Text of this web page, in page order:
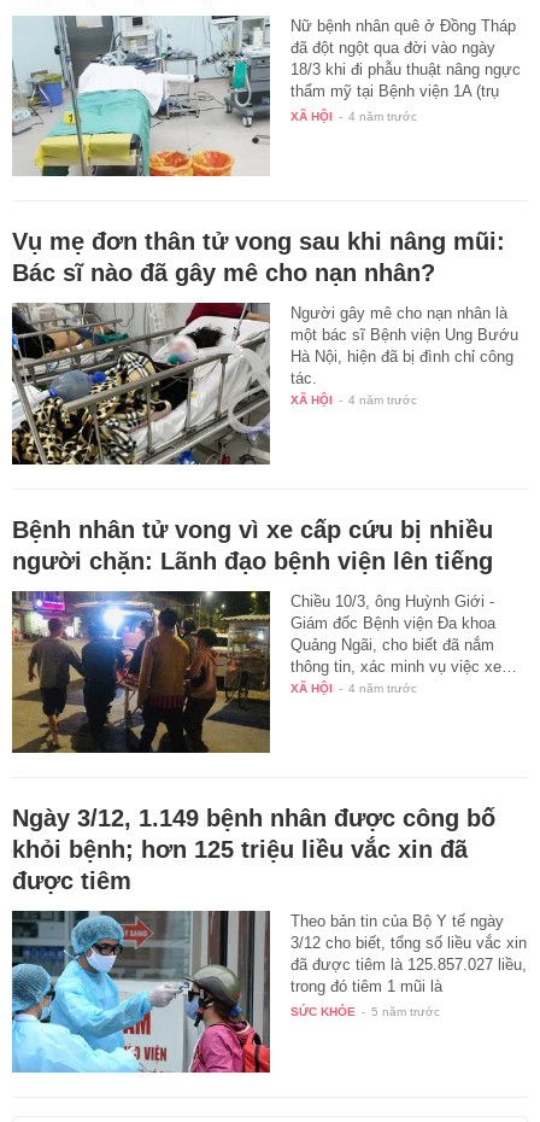
Nữ bệnh nhân quê ở Đồng Tháp
đã đột ngột qua đời vào ngày
18/3 khi đi phẫu thuật nâng ngực
thẩm mỹ tại Bệnh viện 1A (trụ
sở…
XÃ HỘI - 4 năm trước
Vụ mẹ đơn thân tử vong sau khi nâng mũi:
Bác sĩ nào đã gây mê cho nạn nhân?
Người gây mê cho nạn nhân là
một bác sĩ Bệnh viện Ung Bướu
Hà Nội, hiện đã bị đình chỉ công
tác.
XÃ HỘI - 4 năm trước
Bệnh nhân tử vong vì xe cấp cứu bị nhiều
người chặn: Lãnh đạo bệnh viện lên tiếng
Chiều 10/3, ông Huỳnh Giới -
Giám đốc Bệnh viện Đa khoa
Quảng Ngãi, cho biết đã nắm
thông tin, xác minh vụ việc xe…
XÃ HỘI - 4 năm trước
Ngày 3/12, 1.149 bệnh nhân được công bố
khỏi bệnh; hơn 125 triệu liều vắc xin đã
được tiêm
Theo bản tin của Bộ Y tế ngày
3/12 cho biết, tổng số liều vắc xin
đã được tiêm là 125.857.027 liều,
trong đó tiêm 1 mũi là
72.632.858…
SỨC KHỎE - 5 năm trước